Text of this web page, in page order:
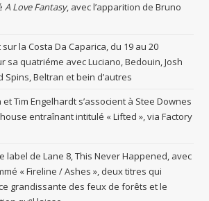
A Love Fantasy, avec l’apparition de Bruno
la Costa Da Caparica, du 19 au 20
sa quatriéme avec Luciano, Bedouin, Josh
Spins, Beltran et bein d’autres
Tim Engelhardt s’associent à Stee Downes
entraînant intitulé « Lifted », via Factory
label de Lane 8, This Never Happened, avec
« Fireline / Ashes », deux titres qui
grandissante des feux de forêts et le